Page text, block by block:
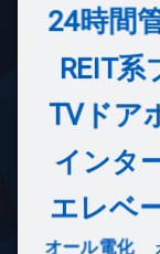
24時間
REIT
TVドア
インタ
エレベ
オール電化